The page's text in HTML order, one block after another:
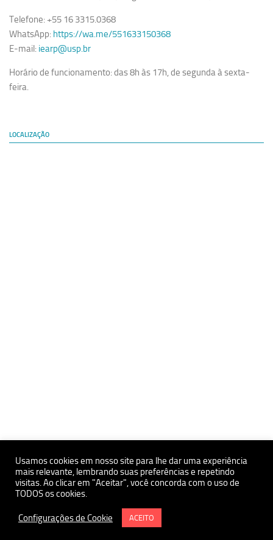
Telefone: +55 16 3315.0368
WhatsApp: https://wa.me/551633150368
E-mail: iearp@usp.br
Horário de funcionamento: das 8h às 17h, de segunda à sexta-
feira.
LOCALIZAÇÃO
Políticas de Privacidade e Proteçãoa de Dados Pessoais
Termo e Condições de Uso do Site
Instituto de Estudos Avançados da USP Polo Ribeirão Preto
Usamos cookies em nosso site para lhe dar uma experiência
mais relevante, lembrando suas preferências e repetindo
visitas. Ao clicar em "Aceitar", você concorda com o uso de
TODOS os cookies.
Configurações de Cookie ACEITO